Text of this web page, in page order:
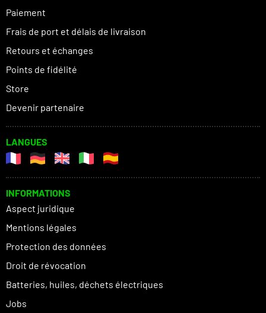
Paiement
Frais de port et délais de livraison
Retours et échanges
Points de fidélité
Store
Devenir partenaire
LANGUES
INFORMATIONS
Aspect juridique
Mentions légales
Protection des données
Droit de révocation
Batteries, huiles, déchets électriques
Jobs